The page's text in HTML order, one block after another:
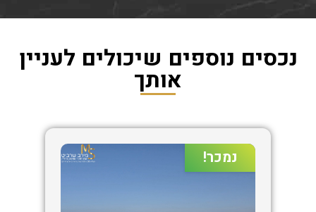
נכסים נוספים שיכולים לעניין
אותך
נמכר!